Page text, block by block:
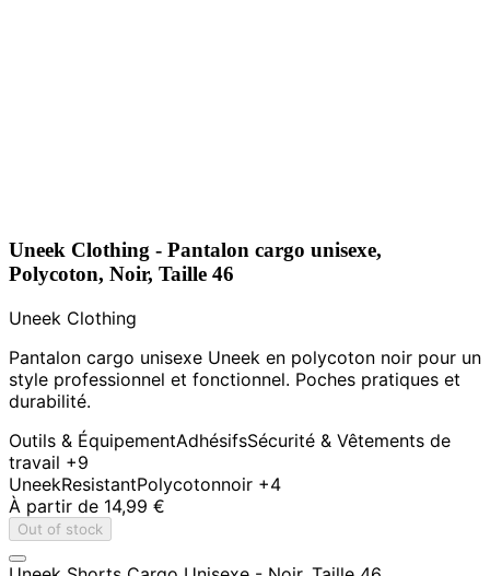
Uneek Clothing - Pantalon cargo unisexe,
Polycoton, Noir, Taille 46
Uneek Clothing
Pantalon cargo unisexe Uneek en polycoton noir pour un
style professionnel et fonctionnel. Poches pratiques et
durabilité.
Outils & ÉquipementAdhésifsSécurité & Vêtements de
travail +9
UneekResistantPolycotonnoir +4
À partir de 14,99 €
Out of stock